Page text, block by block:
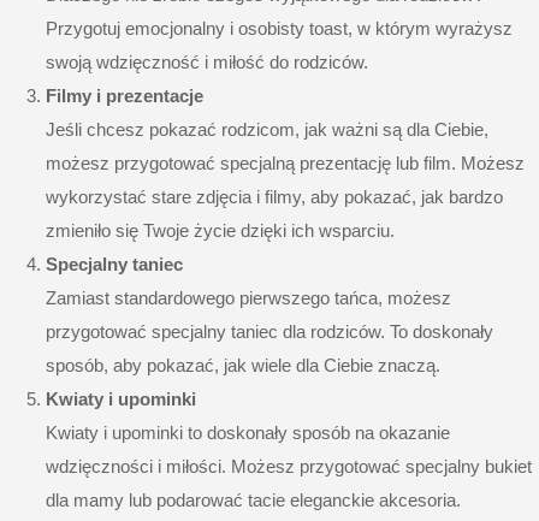
Przygotuj emocjonalny i osobisty toast, w którym wyrażysz
swoją wdzięczność i miłość do rodziców.
Filmy i prezentacje
Jeśli chcesz pokazać rodzicom, jak ważni są dla Ciebie,
możesz przygotować specjalną prezentację lub film. Możesz
wykorzystać stare zdjęcia i filmy, aby pokazać, jak bardzo
zmieniło się Twoje życie dzięki ich wsparciu.
Specjalny taniec
Zamiast standardowego pierwszego tańca, możesz
przygotować specjalny taniec dla rodziców. To doskonały
sposób, aby pokazać, jak wiele dla Ciebie znaczą.
Kwiaty i upominki
Kwiaty i upominki to doskonały sposób na okazanie
wdzięczności i miłości. Możesz przygotować specjalny bukiet
dla mamy lub podarować tacie eleganckie akcesoria.